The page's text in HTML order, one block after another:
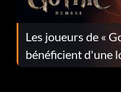
Les joueurs de «
bénéficient d'une
corrections dans